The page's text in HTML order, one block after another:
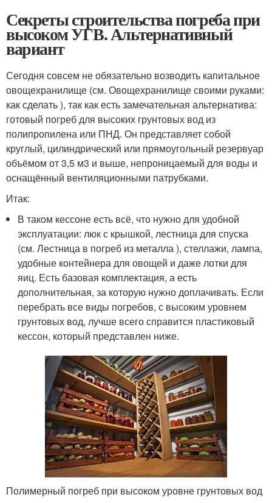
Секреты строительства погреба при
высоком УГВ. Альтернативный
вариант
Сегодня совсем не обязательно возводить капитальное
овощехранилище (см. Овощехранилище своими руками:
как сделать ), так как есть замечательная альтернатива:
готовый погреб для высоких грунтовых вод из
полипропилена или ПНД. Он представляет собой
круглый, цилиндрический или прямоугольный резервуар
объёмом от 3,5 м3 и выше, непроницаемый для воды и
оснащённый вентиляционными патрубками.
Итак:
В таком кессоне есть всё, что нужно для удобной
эксплуатации: люк с крышкой, лестница для спуска
(см. Лестница в погреб из металла ), стеллажи, лампа,
удобные контейнера для овощей и даже лотки для
яиц. Есть базовая комплектация, а есть
дополнительная, за которую нужно доплачивать. Если
перебрать все виды погребов, с высоким уровнем
грунтовых вод, лучше всего справится пластиковый
кессон, который представлен ниже.
Полимерный погреб при высоком уровне грунтовых вод